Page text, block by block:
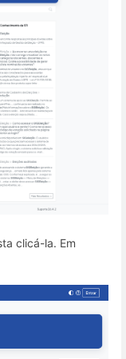
clicá-la. Em